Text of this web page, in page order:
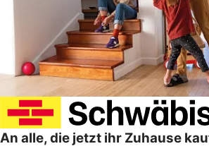
An alle, die jetzt ihr Zuhause